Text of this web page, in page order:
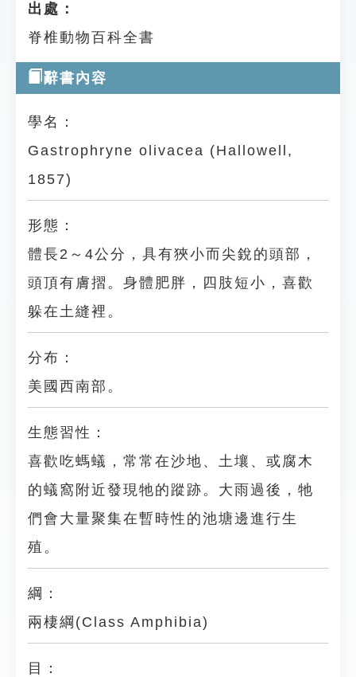
出處：
脊椎動物百科全書
辭書內容
學名：
Gastrophryne olivacea (Hallowell,
1857)
形態：
體長2～4公分，具有狹小而尖銳的頭部，
頭頂有膚摺。身體肥胖，四肢短小，喜歡
躲在土縫裡。
分布：
美國西南部。
生態習性：
喜歡吃螞蟻，常常在沙地、土壤、或腐木
的蟻窩附近發現牠的蹤跡。大雨過後，牠
們會大量聚集在暫時性的池塘邊進行生
殖。
綱：
兩棲綱(Class Amphibia)
目：